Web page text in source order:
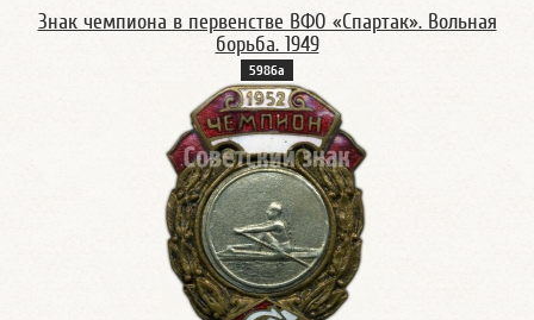
Знак чемпиона в первенстве ВФО «Спартак». Вольная
борьба. 1949
5986a